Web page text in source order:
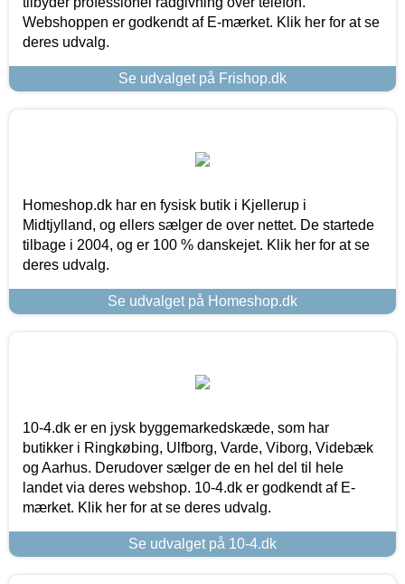
Webshoppen er godkendt af E-mærket. Klik her for at se
deres udvalg.
Se udvalget på Frishop.dk
Homeshop.dk har en fysisk butik i Kjellerup i
Midtjylland, og ellers sælger de over nettet. De startede
tilbage i 2004, og er 100 % danskejet. Klik her for at se
deres udvalg.
Se udvalget på Homeshop.dk
10-4.dk er en jysk byggemarkedskæde, som har
butikker i Ringkøbing, Ulfborg, Varde, Viborg, Videbæk
og Aarhus. Derudover sælger de en hel del til hele
landet via deres webshop. 10-4.dk er godkendt af E-
mærket. Klik her for at se deres udvalg.
Se udvalget på 10-4.dk